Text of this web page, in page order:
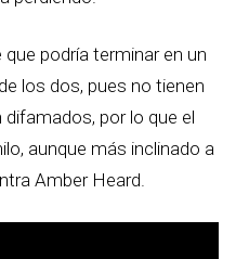
podría terminar en un
los dos, pues no tienen
por lo que el
aunque más inclinado a
Amber Heard.